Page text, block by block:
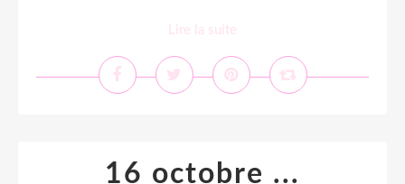
Lire la suite
16 octobre ...